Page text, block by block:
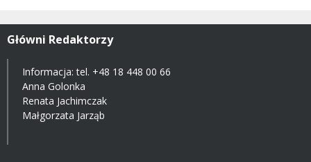
Główni Redaktorzy
Informacja: tel. +48 18 448 00 66
Anna Golonka
Renata Jachimczak
Małgorzata Jarząb